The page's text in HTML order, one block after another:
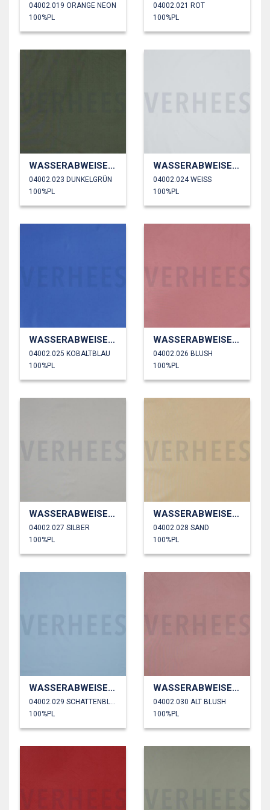
04002.019 ORANGE NEON
100%PL
04002.021 ROT
100%PL
WASSERABWEISEND
04002.023 DUNKELGRÜN
100%PL
WASSERABWEISEND
04002.024 WEISS
100%PL
WASSERABWEISEND
04002.025 KOBALTBLAU
100%PL
WASSERABWEISEND
04002.026 BLUSH
100%PL
WASSERABWEISEND
04002.027 SILBER
100%PL
WASSERABWEISEND
04002.028 SAND
100%PL
WASSERABWEISEND
100%PL
WASSERABWEISEND
04002.030 ALT BLUSH
100%PL